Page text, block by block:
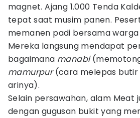
magnet. Ajang 1.000 Tenda
tepat saat musim panen.
memanen padi bersama
Mereka langsung mendapat
bagaimana manabi
mamurpur(cara melepas butir
arinya).
Selain persawahan, alam Meat
dengan gugusan bukit yang